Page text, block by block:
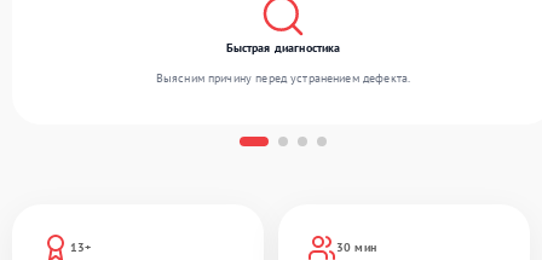
13+
30 мин
Быстрая диагностика
Выясним причину перед устранением дефекта.